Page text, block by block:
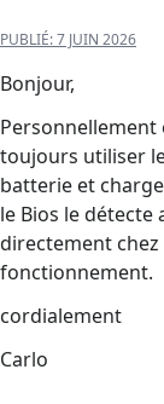
PUBLIÉ:7 JUIN 2026
Bonjour,
Personnellement
toujours utiliser
batterie et
le Bios le
directement
fonctionnement.
cordialement
Carlo